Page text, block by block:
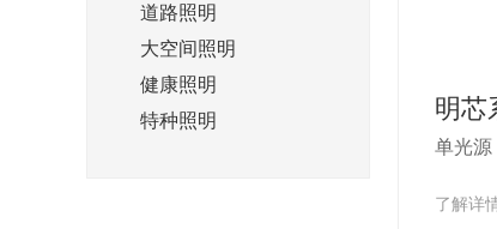
道路照明
大空间照明
健康照明
特种照明
明芯
单光源
了解详